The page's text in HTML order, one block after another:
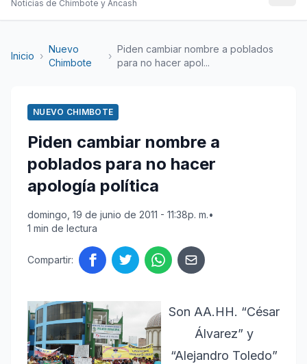
Noticias de Chimbote y Áncash
Inicio ›
Nuevo
Chimbote
›
Piden cambiar nombre a poblados
para no hacer apol...
NUEVO CHIMBOTE
Piden cambiar nombre a
poblados para no hacer
apología política
domingo, 19 de junio de 2011 - 11:38p. m.•
1 min de lectura
Compartir:
Son AA.HH. “César
Álvarez” y
“Alejandro Toledo”